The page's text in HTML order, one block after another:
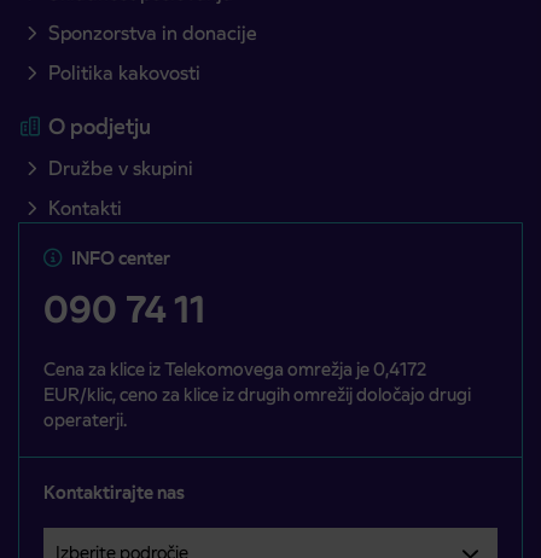
Sponzorstva in donacije
Politika kakovosti
O podjetju
Družbe v skupini
Kontakti
INFO center
090 74 11
Cena za klice iz Telekomovega omrežja je 0,4172
EUR/klic, ceno za klice iz drugih omrežij določajo drugi
operaterji.
Kontaktirajte nas
Izberite področje
Področje je obvezno izbrati.